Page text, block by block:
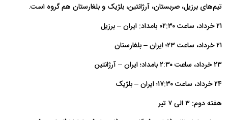
تیم‌های برزیل، صربستان، آرژانتین، بلژیک و بلغارستان هم گروه است.
۲۱ خرداد، ساعت ۰۲:۳۰ بامداد: ایران – برزیل
۲۱ خرداد، ساعت ۲۳؛ ایران – بلغارستان
۲۳ خرداد، ساعت ۲:۳۰ بامداد؛ ایران – آرژانتین
۲۴ خرداد، ساعت ۱۷:۳۰؛ ایران – بلژیک
هفته دوم: ۳ الی ۷ تیر